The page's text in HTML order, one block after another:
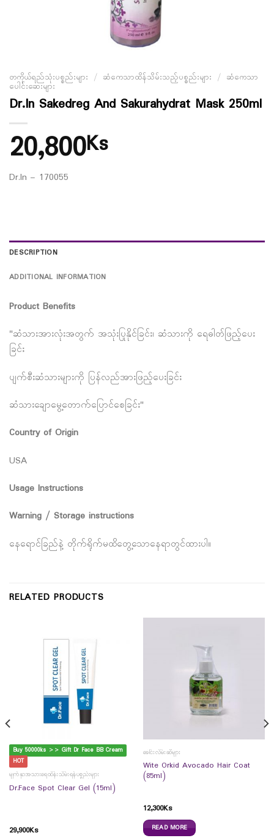
တကိုယ်ရည်သုံးပစ္စည်းများ / ဆံကေသာထိန်သိမ်းသည့်ပစ္စည်းများ / ဆံကေသာ
ပေါင်းဆေးများ
Dr.In Sakedreg And Sakurahydrat Mask 250ml
20,800Ks
Dr.In – 170055
DESCRIPTION
ADDITIONAL INFORMATION
Product Benefits
"ဆံသားအားလုံးအတွက် အသုံးပြုနိုင်ခြင်း၊ ဆံသားကို ရေဓါတ်ဖြည့်ပေး
ခြင်း
ပျက်စီးဆံသားများကို ပြန်လည်အားဖြည့်ပေးခြင်း
ဆံသားချောမွေ့တောက်ပြောင်စေခြင်း"
Country of Origin
USA
Usage Instructions
Warning / Storage instructions
နေရောင်ခြည်နဲ့ တိုက်ရိုက်မထိတွေ့သောနေရာတွင်ထားပါ။
RELATED PRODUCTS
Buy 50000ks >> Gift Dr Face BB Cream
HOT
မျက်နှာအသားရေထိန်းသိမ်းရန်ပစ္စည်းများ
Dr.Face Spot Clear Gel (15ml)
29,900Ks
ခေါင်းလိမ်းဆီများ
Wite Orkid Avocado Hair Coat
(85ml)
12,300Ks
READ MORE